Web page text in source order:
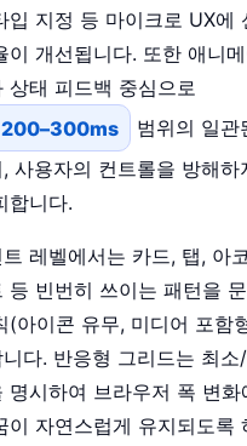
입 지정 등 마이크로 UX에
이 개선됩니다. 또한 애니
상태 피드백 중심으로
200–300ms
범위의 일관
사용자의 컨트롤을 방해하
합니다.
레벨에서는 카드, 탭, 아
등 빈번히 쓰이는 패턴을
(아이콘 유무, 미디어 포함
다. 반응형 그리드는 최소
명시하여 브라우저 폭 변화
이 자연스럽게 유지되도록